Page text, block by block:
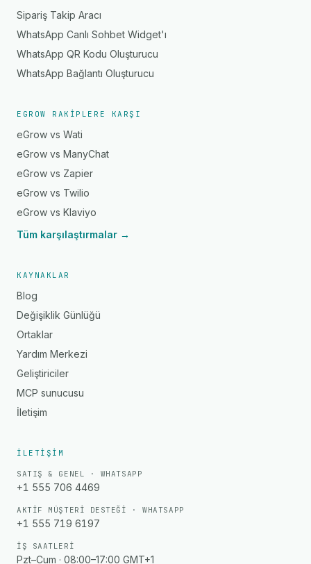
Sipariş Takip Aracı
WhatsApp Canlı Sohbet Widget'ı
WhatsApp QR Kodu Oluşturucu
WhatsApp Bağlantı Oluşturucu
EGROW RAKIPLERE KARŞI
eGrow vs Wati
eGrow vs ManyChat
eGrow vs Zapier
eGrow vs Twilio
eGrow vs Klaviyo
Tüm karşılaştırmalar →
KAYNAKLAR
Blog
Değişiklik Günlüğü
Ortaklar
Yardım Merkezi
Geliştiriciler
MCP sunucusu
İletişim
İLETIŞIM
SATIŞ & GENEL · WHATSAPP
+1 555 706 4469
AKTIF MÜŞTERI DESTEĞI · WHATSAPP
+1 555 719 6197
İŞ SAATLERI
Pzt–Cum · 08:00–17:00 GMT+1